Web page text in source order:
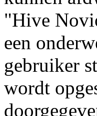
"Hive
een
gebruiker
wordt